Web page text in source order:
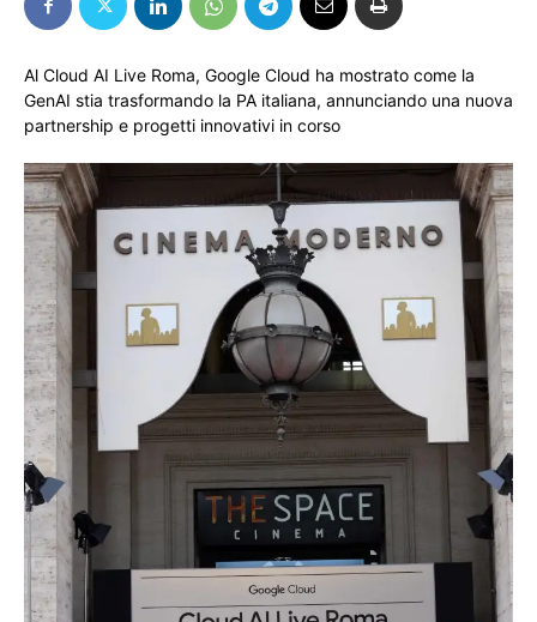
Al Cloud AI Live Roma, Google Cloud ha mostrato come la
GenAI stia trasformando la PA italiana, annunciando una nuova
partnership e progetti innovativi in corso